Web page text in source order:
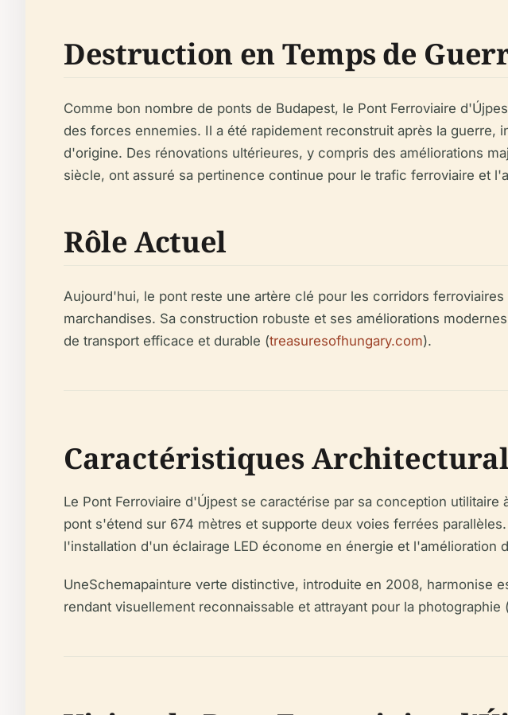
Destruction en Temps de
Comme bon nombre de ponts de Budapest, le Pont Ferroviaire
des forces ennemies. Il a été rapidement reconstruit après la
d'origine. Des rénovations ultérieures, y compris des améliorations
siècle, ont assuré sa pertinence continue pour le trafic ferroviaire et
Rôle Actuel
Aujourd'hui, le pont reste une artère clé pour les corridors
marchandises. Sa construction robuste et ses améliorations
de transport efficace et durable (treasuresofhungary.com).
Caractéristiques
Le Pont Ferroviaire d'Újpest se caractérise par sa conception
pont s'étend sur 674 mètres et supporte deux voies ferrées
l'installation d'un éclairage LED économe en énergie et l'amélioration
UneSchemapainture verte distinctive, introduite en 2008, harmonise
rendant visuellement reconnaissable et attrayant pour la photographie